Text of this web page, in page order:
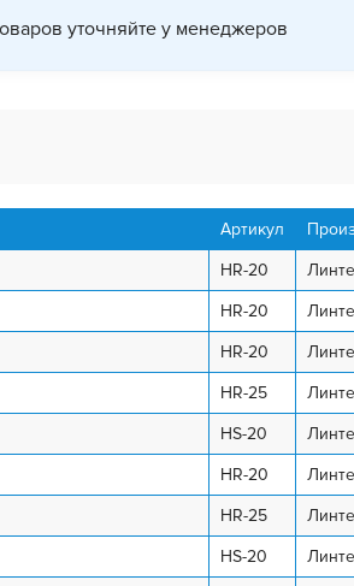
уточняйте у менеджеров
Артикул
HR-20
HR-20
HR-20
HR-25
HS-20
HR-20
HR-25
HS-20